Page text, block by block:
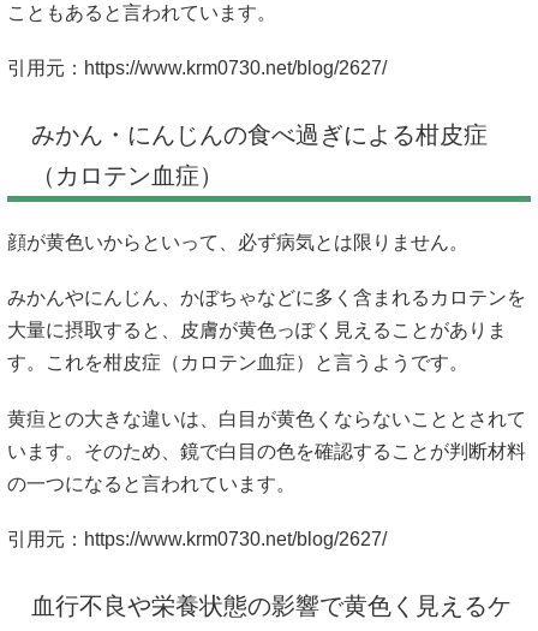
こともあると言われています。
引用元： https://www.krm0730.net/blog/2627/
みかん・にんじんの食べ過ぎによる柑皮症
（カロテン血症）
顔が黄色いからといって、必ず病気とは限りません。
みかんやにんじん、かぼちゃなどに多く含まれるカロテンを
大量に摂取すると、皮膚が黄色っぽく見えることがありま
す。これを柑皮症（カロテン血症）と言うようです。
黄疸との大きな違いは、白目が黄色くならないこととされて
います。そのため、鏡で白目の色を確認することが判断材料
の一つになると言われています。
引用元： https://www.krm0730.net/blog/2627/
血行不良や栄養状態の影響で黄色く見えるケ